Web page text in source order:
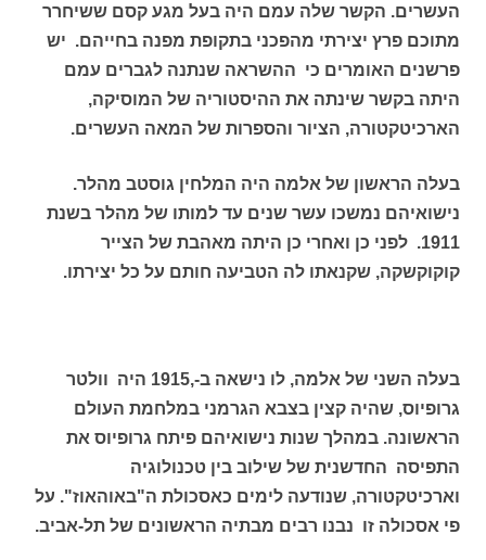
העשרים. הקשר שלה עמם היה בעל מגע קסם ששיחרר
מתוכם פרץ יצירתי מהפכני בתקופת מפנה בחייהם. יש
פרשנים האומרים כי ההשראה שנתנה לגברים עמם
היתה בקשר שינתה את ההיסטוריה של המוסיקה,
הארכיטקטורה, הציור והספרות של המאה העשרים.
בעלה הראשון של אלמה היה המלחין גוסטב מהלר.
נישואיהם נמשכו עשר שנים עד למותו של מהלר בשנת
1911. לפני כן ואחרי כן היתה מאהבת של הצייר
קוקוקשקה, שקנאתו לה הטביעה חותם על כל יצירתו.
בעלה השני של אלמה, לו נישאה ב-,1915 היה וולטר
גרופיוס, שהיה קצין בצבא הגרמני במלחמת העולם
הראשונה. במהלך שנות נישואיהם פיתח גרופיוס את
התפיסה החדשנית של שילוב בין טכנולוגיה
וארכיטקטורה, שנודעה לימים כאסכולת ה"באוהאוז". על
פי אסכולה זו נבנו רבים מבתיה הראשונים של תל-אביב.